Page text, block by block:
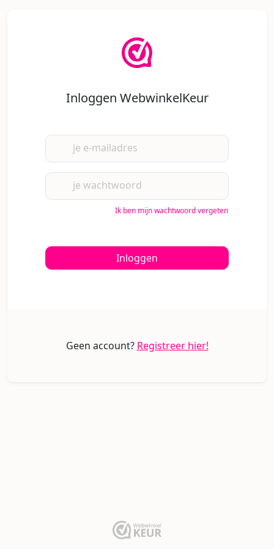
Inloggen WebwinkelKeur
je e-mailadres
je wachtwoord
Ik ben mijn wachtwoord vergeten
Inloggen
Geen account? Registreer hier!